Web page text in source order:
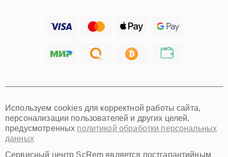
Хабаровск
Иркутск
Омск
Красноярск
Пермь
Ульяновск
Киров
Используем cookies для корректной работы сайта,
персонализации пользователей и других целей,
предусмотренных политикой обработки персональных
данных
Сервисный центр ScRem является постгарантийным